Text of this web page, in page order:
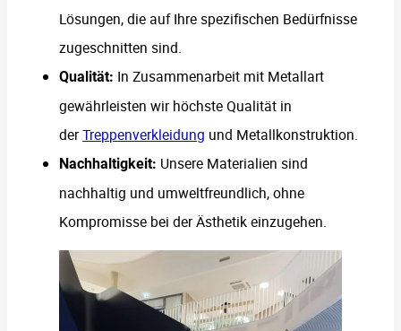
Lösungen, die auf Ihre spezifischen Bedürfnisse
zugeschnitten sind.
Qualität: In Zusammenarbeit mit Metallart
gewährleisten wir höchste Qualität in
derTreppenverkleidung und Metallkonstruktion.
Nachhaltigkeit: Unsere Materialien sind
nachhaltig und umweltfreundlich, ohne
Kompromisse bei der Ästhetik einzugehen.